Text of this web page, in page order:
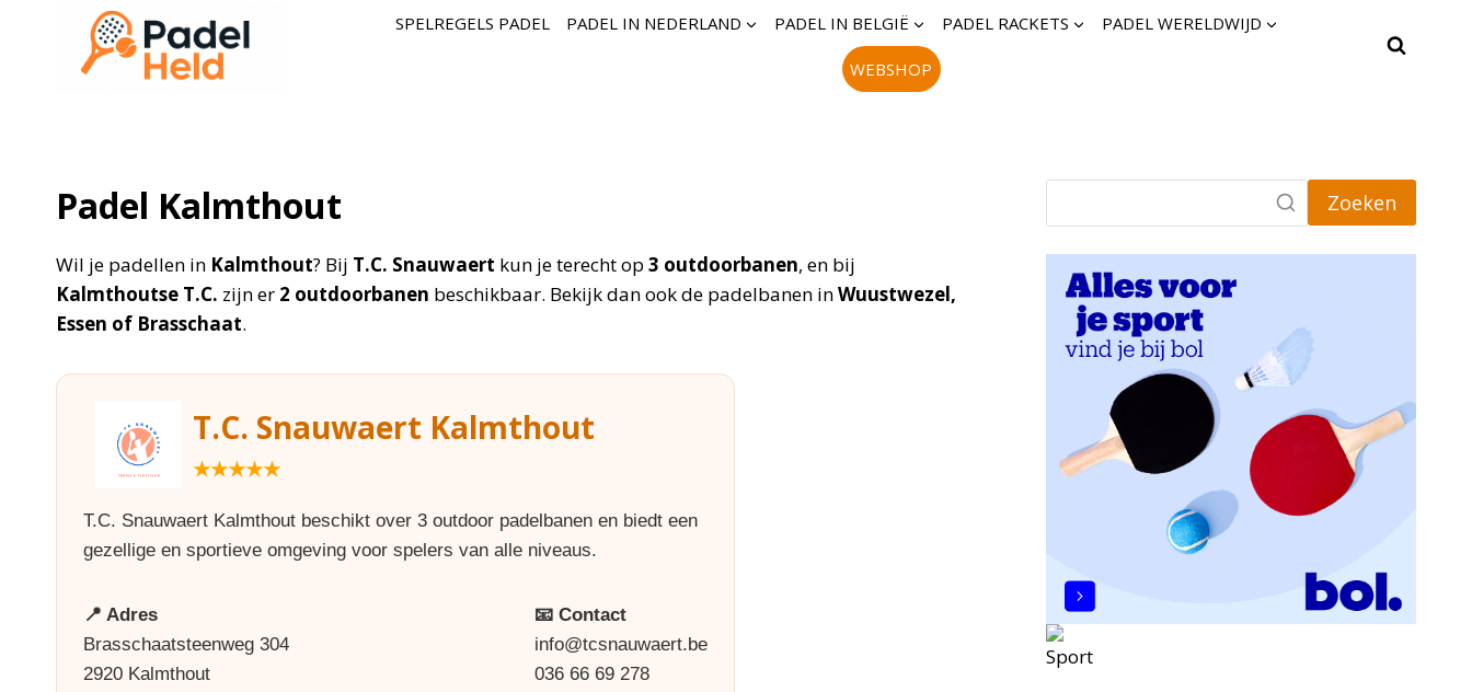
SPELREGELS PADEL PADEL IN NEDERLAND PADEL IN BELGIË PADEL RACKETS PADEL WERELDWIJD
WEBSHOP
Padel Kalmthout
Wil je padellen in Kalmthout? Bij T.C. Snauwaert kun je terecht op 3 outdoorbanen, en bij
Kalmthoutse T.C. zijn er 2 outdoorbanen beschikbaar. Bekijk dan ook de padelbanen inWuustwezel,
Essen of Brasschaat.
T.C. Snauwaert Kalmthout
★★★★★
T.C. Snauwaert Kalmthout beschikt over 3 outdoor padelbanen en biedt een
gezellige en sportieve omgeving voor spelers van alle niveaus.
📍 Adres
Brasschaatsteenweg 304
2920 Kalmthout
📧 Contact
info@tcsnauwaert.be
036 66 69 278
Zoeken